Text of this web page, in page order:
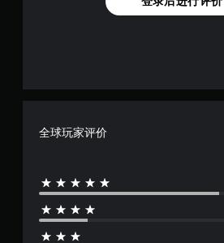
全球玩家评价